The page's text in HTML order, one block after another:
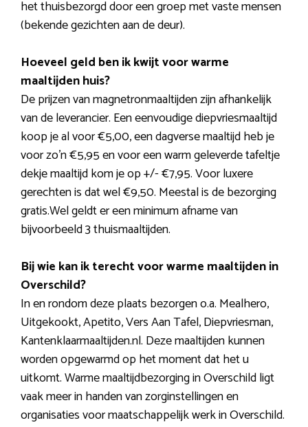
het thuisbezorgd door een groep met vaste mensen
(bekende gezichten aan de deur).
Hoeveel geld ben ik kwijt voor warme
maaltijden huis?
De prijzen van magnetronmaaltijden zijn afhankelijk
van de leverancier. Een eenvoudige diepvriesmaaltijd
koop je al voor €5,00, een dagverse maaltijd heb je
voor zo’n €5,95 en voor een warm geleverde tafeltje
dekje maaltijd kom je op +/- €7,95. Voor luxere
gerechten is dat wel €9,50. Meestal is de bezorging
gratis.Wel geldt er een minimum afname van
bijvoorbeeld 3 thuismaaltijden.
Bij wie kan ik terecht voor warme maaltijden in
Overschild?
In en rondom deze plaats bezorgen o.a. Mealhero,
Uitgekookt, Apetito, Vers Aan Tafel, Diepvriesman,
Kantenklaarmaaltijden.nl. Deze maaltijden kunnen
worden opgewarmd op het moment dat het u
uitkomt. Warme maaltijdbezorging in Overschild ligt
vaak meer in handen van zorginstellingen en
organisaties voor maatschappelijk werk in Overschild.